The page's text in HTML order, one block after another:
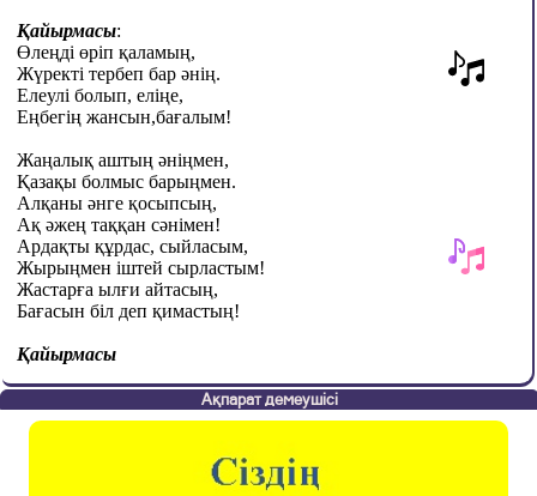
Қайырмасы:
Өлеңді өріп қаламың,
Жүректі тербеп бар әнің.
Елеулі болып, еліңе,
Еңбегің жансын,бағалым!
Жаңалық аштың әніңмен,
Қазақы болмыс барыңмен.
Алқаны әнге қосыпсың,
Ақ әжең таққан сәнімен!
Ардақты құрдас, сыйласым,
Жырыңмен іштей сырластым!
Жастарға ылғи айтасың,
Бағасын біл деп қимастың!
Қайырмасы
Ақпарат демеушісі